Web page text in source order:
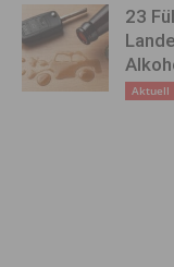
23
Aktuell